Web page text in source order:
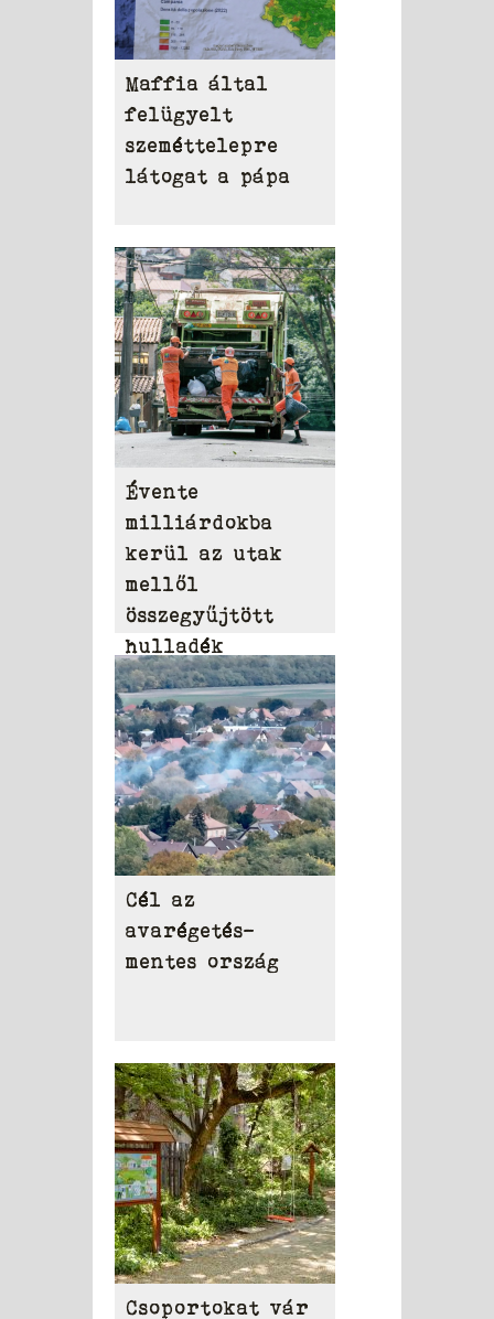
Maffia által
felügyelt
szeméttelepre
látogat a pápa
Évente
milliárdokba
kerül az utak
mellől
összegyűjtött
hulladék
eltakarítása
Cél az
avarégetés-
mentes ország
Csoportokat vár